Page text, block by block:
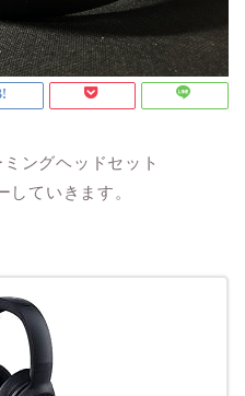
ングヘッドセット
していきます。